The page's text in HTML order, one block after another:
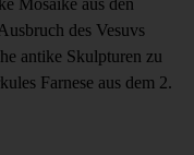
Mosaike aus den
des Vesuvs
antike Skulpturen zu
Farnese aus dem 2.